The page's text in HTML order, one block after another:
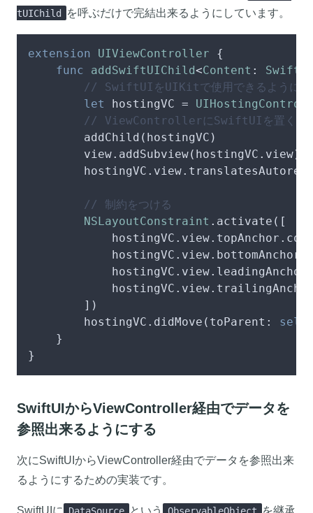
tUIChild
を呼ぶだけで完結出来るようにしています。
extension UIViewController {
func
addSwiftUIChild<Content :
// SwiftUIをUIKitで使用できるように変
let
hostingVC =
// ViewControllerにSwiftUIを置く
        addChild(hostingVC)
        view.addSubview(hostingVC.view)
// 制約をつける
NSLayoutConstraint .activate([
        ])
        hostingVC.didMove(toParent:
self
    }
}
SwiftUIからViewController経由でデータを
参照出来るようにする
次にSwiftUIからViewController経由でデータを参照出来
るようにするための実装です。
SwiftUIに DataSource という ObservableObject を継承